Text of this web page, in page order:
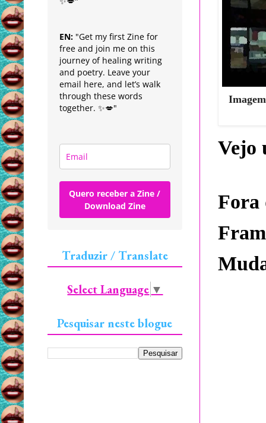
Vejo
Fora
EN: "Get my first Zine for
free and join me on this
journey of healing writing
and poetry. Leave your
email here, and let’s walk
through these words
together. ✨💋"
Quero receber a Zine /
Download Zine
Traduzir / Translate
Select Language ▼
Pesquisar neste blogue